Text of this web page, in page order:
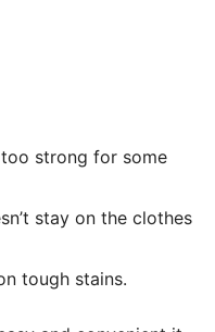
strong for some
stay on the clothes
tough stains.